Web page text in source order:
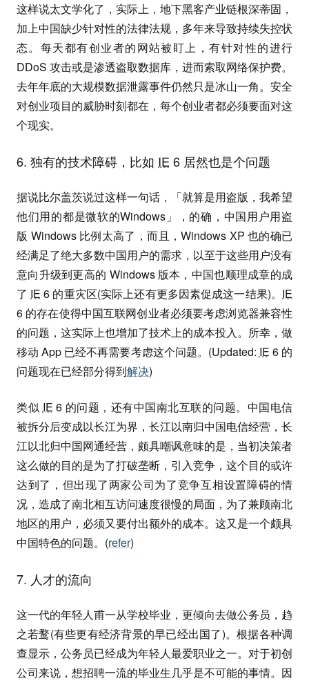
这样说太文学化了，实际上，地下黑客产业链根深蒂固，
加上中国缺少针对性的法律法规，多年来导致持续失控状
态。每天都有创业者的网站被盯上，有针对性的进行
DDoS 攻击或是渗透盗取数据库，进而索取网络保护费。
去年年底的大规模数据泄露事件仍然只是冰山一角。安全
对创业项目的威胁时刻都在，每个创业者都必须要面对这
个现实。
6. 独有的技术障碍，比如 IE 6 居然也是个问题
据说比尔盖茨说过这样一句话，「就算是用盗版，我希望
他们用的都是微软的Windows」，的确，中国用户用盗
版 Windows 比例太高了，而且，Windows XP 也的确已
经满足了绝大多数中国用户的需求，以至于这些用户没有
意向升级到更高的 Windows 版本，中国也顺理成章的成
了 IE 6 的重灾区(实际上还有更多因素促成这一结果)。 IE
6 的存在使得中国互联网创业者必须要考虑浏览器兼容性
的问题，这实际上也增加了技术上的成本投入。所幸，做
移动 App 已经不再需要考虑这个问题。(Updated: IE 6 的
问题现在已经部分得到解决)
类似 IE 6 的问题，还有中国南北互联的问题。中国电信
被拆分后变成以长江为界，长江以南归中国电信经营，长
江以北归中国网通经营，颇具嘲讽意味的是，当初决策者
这么做的目的是为了打破垄断，引入竞争，这个目的或许
达到了，但出现了两家公司为了竞争互相设置障碍的情
况，造成了南北相互访问速度很慢的局面，为了兼顾南北
地区的用户，必须又要付出额外的成本。这又是一个颇具
中国特色的问题。(refer)
7. 人才的流向
这一代的年轻人甫一从学校毕业，更倾向去做公务员，趋
之若鹜(有些更有经济背景的早已经出国了)。根据各种调
查显示，公务员已经成为年轻人最爱职业之一。对于初创
公司来说，想招聘一流的毕业生几乎是不可能的事情。因